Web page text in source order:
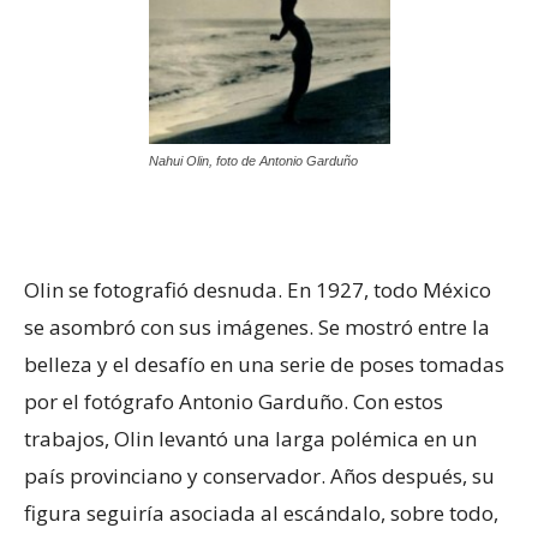
Nahui Olin, foto de Antonio Garduño
Olin se fotografió desnuda. En 1927, todo México
se asombró con sus imágenes. Se mostró entre la
belleza y el desafío en una serie de poses tomadas
por el fotógrafo Antonio Garduño. Con estos
trabajos, Olin levantó una larga polémica en un
país provinciano y conservador. Años después, su
figura seguiría asociada al escándalo, sobre todo,